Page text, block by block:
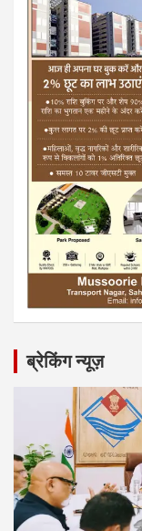
ब्रेकिंग न्यूज़